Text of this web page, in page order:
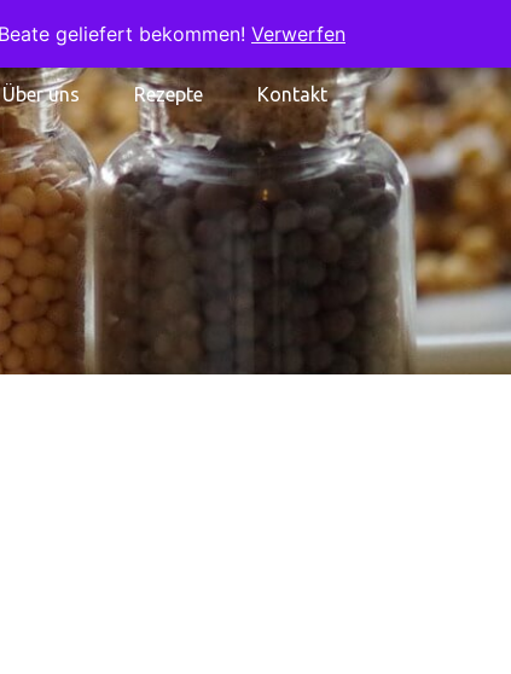
geliefert bekommen! Verwerfen
Über uns Rezepte Kontakt